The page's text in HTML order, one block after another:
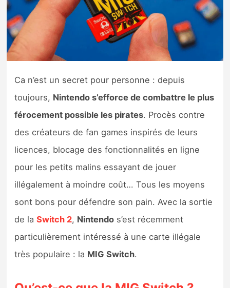
Nintendo Direct
Tests et previews
Tests de jeux
Tests d’accessoires
Previews
Précommandes
Précommandes jeux Switch 2
Sorties de jeux
Ca n’est un secret pour personne : depuis
toujours, Nintendo s’efforce de combattre le plus
férocement possible les pirates. Procès contre
des créateurs de fan games inspirés de leurs
licences, blocage des fonctionnalités en ligne
pour les petits malins essayant de jouer
illégalement à moindre coût… Tous les moyens
sont bons pour défendre son pain. Avec la sortie
de laSwitch 2, Nintendo s’est récemment
particulièrement intéressé à une carte illégale
très populaire : la MIG Switch.